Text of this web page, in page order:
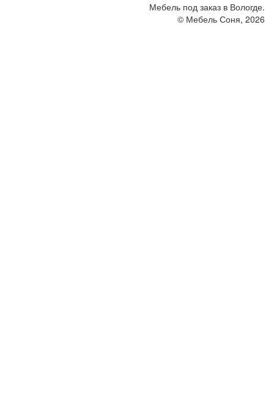
Мебель под заказ в Вологде.
© Мебель Соня, 2026